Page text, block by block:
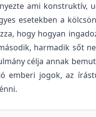
ami
esetekben a
hogy hogyan
harmadik sőt
célja annak
emberi jogok, az